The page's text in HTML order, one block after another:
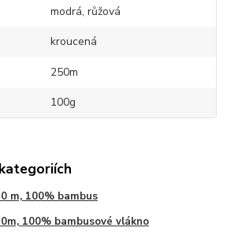
modrá, růžová
kroucená
250m
100g
m, 100% bambus
100% bambusové vlákno